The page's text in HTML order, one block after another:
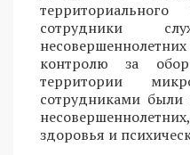
сотрудники
контролю за
территории
сотрудниками были
здоровья и